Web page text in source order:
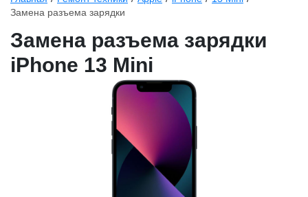
Замена разъема зарядки
Замена разъема зарядки
iPhone 13 Mini